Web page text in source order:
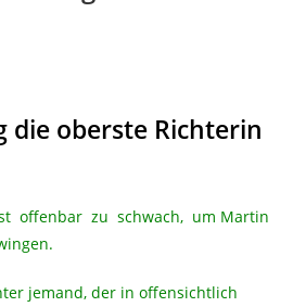
die oberste Richterin
offenbar zu schwach, um Martin
jemand, der in offensichtlich